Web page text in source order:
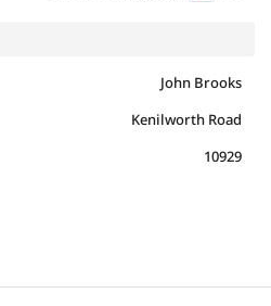
John Brooks
Kenilworth Road
10929